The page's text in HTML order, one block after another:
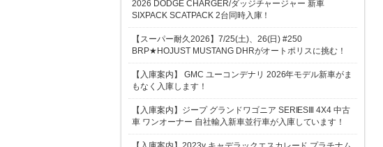
2026 DODGE CHARGER/ダッジチャージャー 新車
SIXPACK SCATPACK 2台同時入庫！
【スーパー耐久2026】7/25(土)、26(日) #250
BRP★HOJUST MUSTANG DHRがオートポリスに挑む！
【入庫案内】 GMC ユーコンデナリ 2026年モデル新車がま
もなく入庫します！
【入庫案内】ジープ グランドワゴニア SERIESⅢ 4X4 中古
車 ワンオーナー 自社輸入新車並行車が入庫しています！